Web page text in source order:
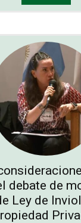
debate de
Ley de